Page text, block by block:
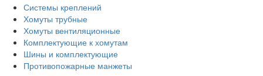
Системы креплений
Хомуты трубные
Хомуты вентиляционные
Комплектующие к хомутам
Шины и комплектующие
Противопожарные манжеты